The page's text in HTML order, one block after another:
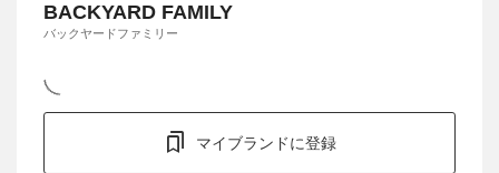
BACKYARD FAMILY
バックヤードファミリー
マイブランドに登録